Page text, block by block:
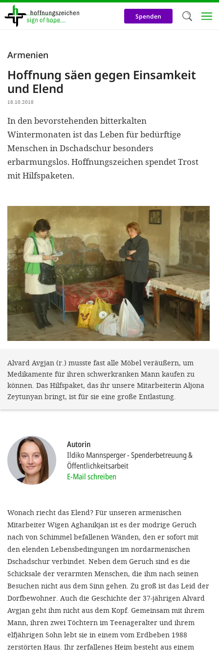
Direkt
zum
Inhalt
Spenden
Armenien
Hoffnung säen gegen Einsamkeit
und Elend
18.10.2018
In den bevorstehenden bitterkalten
Wintermonaten ist das Leben für bedürftige
Menschen in Dschadschur besonders
erbarmungslos. Hoffnungszeichen spendet Trost
mit Hilfspaketen.
Alvard Avgjan (r.) musste fast alle Möbel veräußern, um
Medikamente für ihren schwerkranken Mann kaufen zu
können. Das Hilfspaket, das ihr unsere Mitarbeiterin Aljona
Zeytunyan bringt, ist für sie eine große Entlastung.
Autorin
Ildiko Mannsperger Spenderbetreuung &
Öffentlichkeitsarbeit
E-Mail schreiben
Wonach riecht das Elend? Für unseren armenischen
Mitarbeiter Wigen Aghanikjan ist es der modrige Geruch
nach von Schimmel befallenen Wänden, den er sofort mit
den elenden Lebensbedingungen im nordarmenischen
Dschadschur verbindet. Neben dem Geruch sind es die
Schicksale der verarmten Menschen, die ihm nach seinen
Besuchen nicht aus dem Sinn gehen. Zu groß ist das Leid der
Dorfbewohner. Auch die Geschichte der 37-jährigen Alvard
Avgjan geht ihm nicht aus dem Kopf. Gemeinsam mit ihrem
Mann, ihren zwei Töchtern im Teenageralter und ihrem
elfjährigen Sohn lebt sie in einem vom Erdbeben 1988
zerstörten Haus. Ihr zerfallenes Heim besteht aus einem
Wir
nutzen
und
unsere
gewinnen.
den
Sie